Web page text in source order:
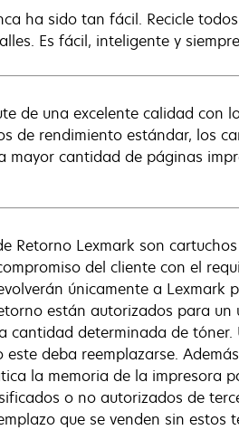
ha sido tan fácil. Recicle
Es fácil, inteligente y
de una excelente calidad con
de rendimiento estándar, los
mayor cantidad de páginas
Retorno Lexmark son
del cliente con el
únicamente a Lexmark
están autorizados para
cantidad determinada de
deba reemplazarse.
la memoria de la impresora
o no autorizados de
que se venden sin estos